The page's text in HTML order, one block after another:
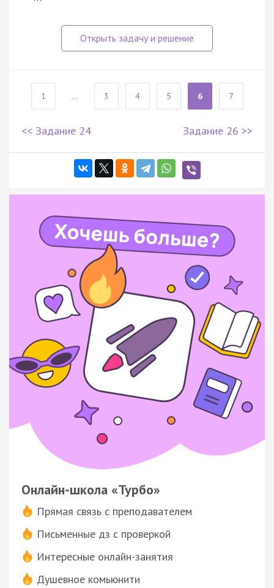
1 ... 3 4 5 6 7
<< Задание 24 Задание 26 >>
Онлайн-школа «Турбо»
Прямая связь с преподавателем
Письменные дз с проверкой
Интересные онлайн-занятия
Душевное комьюнити